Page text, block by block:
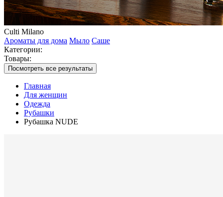
Culti Milano
Ароматы для дома Мыло Саше
Категории:
Товары:
Посмотреть все результаты
Главная
Для женщин
Одежда
Рубашки
Рубашка NUDE